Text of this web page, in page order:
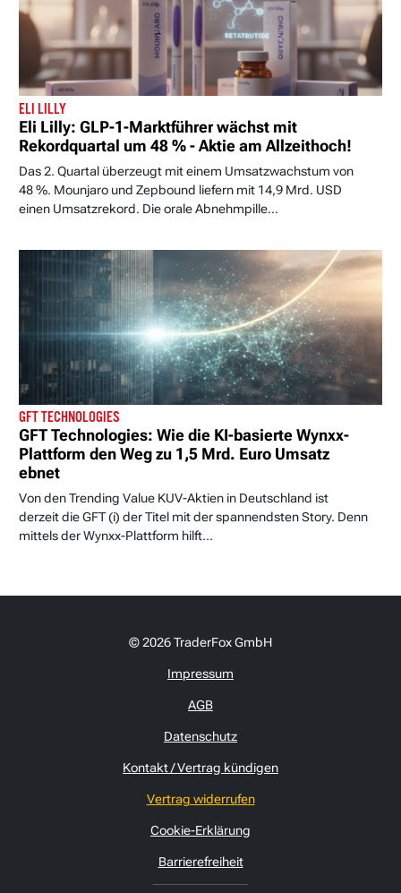
ELI LILLY
Eli Lilly: GLP-1-Marktführer wächst mit
Rekordquartal um 48 % - Aktie am Allzeithoch!
Das 2. Quartal überzeugt mit einem Umsatzwachstum von
48 %. Mounjaro und Zepbound liefern mit 14,9 Mrd. USD
einen Umsatzrekord. Die orale Abnehmpille...
GFT TECHNOLOGIES
GFT Technologies: Wie die KI-basierte Wynxx-
Plattform den Weg zu 1,5 Mrd. Euro Umsatz
ebnet
Von den Trending Value KUV-Aktien in Deutschland ist
derzeit die GFT (i) der Titel mit der spannendsten Story. Denn
mittels der Wynxx-Plattform hilft...
© 2026 TraderFox GmbH
Impressum
AGB
Datenschutz
Kontakt / Vertrag kündigen
Vertrag widerrufen
Cookie-Erklärung
Barrierefreiheit